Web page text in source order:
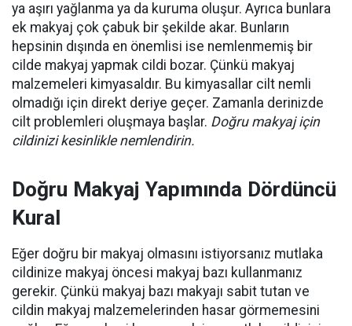
ya aşırı yağlanma ya da kuruma oluşur. Ayrıca bunlara
ek makyaj çok çabuk bir şekilde akar. Bunların
hepsinin dışında en önemlisi ise nemlenmemiş bir
cilde makyaj yapmak cildi bozar. Çünkü makyaj
malzemeleri kimyasaldır. Bu kimyasallar cilt nemli
olmadığı için direkt deriye geçer. Zamanla derinizde
cilt problemleri oluşmaya başlar. Doğru makyaj için
cildinizi kesinlikle nemlendirin.
Doğru Makyaj Yapımında Dördüncü
Kural
Eğer doğru bir makyaj olmasını istiyorsanız mutlaka
cildinize makyaj öncesi makyaj bazı kullanmanız
gerekir. Çünkü makyaj bazı makyajı sabit tutan ve
cildin makyaj malzemelerinden hasar görmemesini